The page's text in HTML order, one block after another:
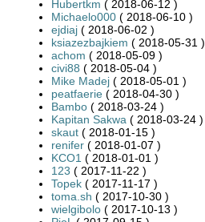
Hubertkm ( 2018-06-12 )
Michaelo000 ( 2018-06-10 )
ejdiaj ( 2018-06-02 )
ksiazezbajkiem ( 2018-05-31 )
achom ( 2018-05-09 )
civi88 ( 2018-05-04 )
Mike Madej ( 2018-05-01 )
peatfaerie ( 2018-04-30 )
Bambo ( 2018-03-24 )
Kapitan Sakwa ( 2018-03-24 )
skaut ( 2018-01-15 )
renifer ( 2018-01-07 )
KCO1 ( 2018-01-01 )
123 ( 2017-11-22 )
Topek ( 2017-11-17 )
toma.sh ( 2017-10-30 )
wielgibolo ( 2017-10-13 )